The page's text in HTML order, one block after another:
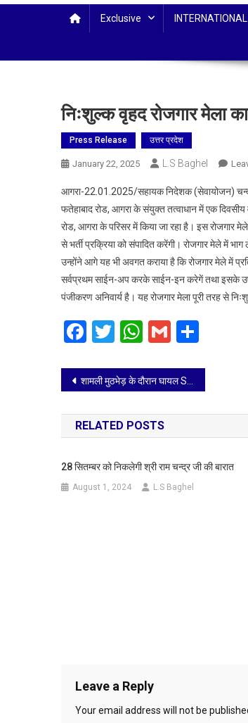
Exclusive INTERNATIONAL
निःशुल्क वृहद रोजगार मेला
Press Release उत्तर प्रदेश
January 22, 2025 L.S Baghel
आगरा-22.01.2025/सहायक निदेशक (सेवायोजन)
फतेहाबाद रोड, आगरा के संयुक्त तत्वाधान में एक
रोड, आगरा के परिसर में किया जा रहा है। इस रोजगार
से भर्ती प्रक्रिया को संपादित करेंगी। रोजगार मेले में
उन्होंने आगे यह भी अवगत कराया है कि रोजगार मेले में
सर्वप्रथम साईन-अप करके साईन-इन करेगें तथा इसके
पंजीकरण अनिवार्य है। यह रोजगार मेला पूरी तरह से
Facebook
Twitter
WhatsApp
Gmail
Post
navigation
शामली मुठभेड़ के दौरान घायल STF इंस्पेक्टर शहीद, मेदांता अस्पताल में थे भर्ती
RELATED POSTS
28 सितम्बर को निकलेगी श्री राम चन्द्र जी की बारात
August 1, 2024 L.S Baghel
Leave a Reply
Your email address will not be